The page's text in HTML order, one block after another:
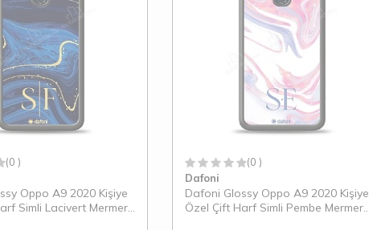
(0 )
Oppo A9 2020 Kişiye
Simli Lacivert Mermer
(0 )
Dafoni
Dafoni Glossy Oppo A9 2020 Kişiye
Özel Çift Harf Simli Pembe Mermer